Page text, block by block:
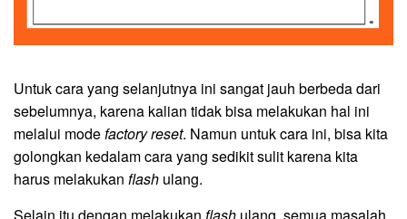
Untuk cara yang selanjutnya ini sangat jauh berbeda dari
sebelumnya, karena kalian tidak bisa melakukan hal ini
melalui modefactory reset. Namun untuk cara ini, bisa kita
golongkan kedalam cara yang sedikit sulit karena kita
harus melakukan flash ulang.